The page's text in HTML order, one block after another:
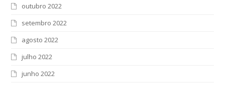
outubro 2022
setembro 2022
agosto 2022
julho 2022
junho 2022